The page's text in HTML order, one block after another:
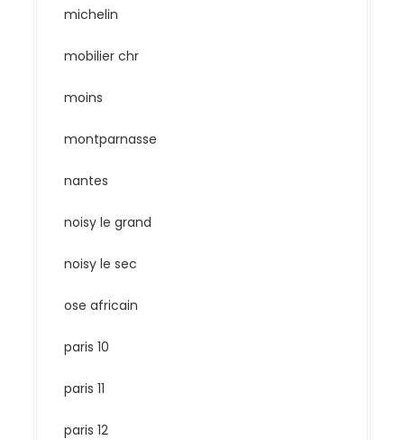
michelin
mobilier chr
moins
montparnasse
nantes
noisy le grand
noisy le sec
ose africain
paris 10
paris 11
paris 12